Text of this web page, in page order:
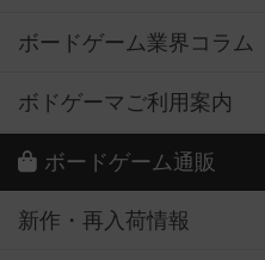
ボードゲーム業界コラム
ボドゲーマご利用案内
ボードゲーム通販
新作・再入荷情報